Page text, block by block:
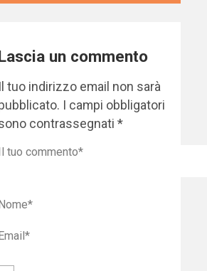
un commento
Il tuo indirizzo email non sarà
I campi obbligatori
contrassegnati*